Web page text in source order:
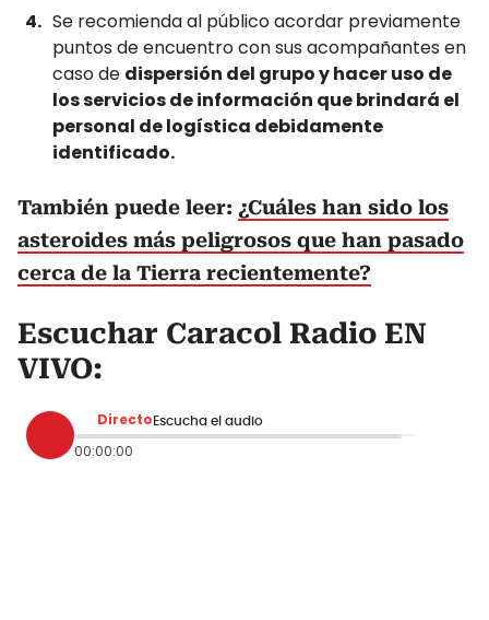
Se recomienda al público acordar previamente
puntos de encuentro con sus acompañantes en
caso de dispersión del grupo y hacer uso de
los servicios de información que brindará el
personal de logística debidamente
identificado.
También puede leer: ¿Cuáles han sido los
asteroides más peligrosos que han pasado
cerca de la Tierra recientemente?
Escuchar Caracol Radio EN
VIVO:
Directo Escucha el audio
00:00:00